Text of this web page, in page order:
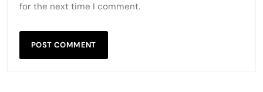
for the next time I comment.